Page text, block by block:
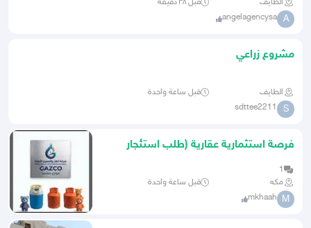
الطايف قبل ٣٨ دقيقة
A
angelagencysa
مشروع زراعي
الطايف قبل ساعة واحدة
S
sdttee2211
فرصة استثمارية عقارية (طلب استئجار
1
مكه
قبل ساعة واحدة
M
mkhaah